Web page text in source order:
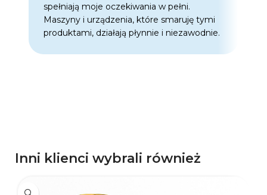
spełniają moje oczekiwania w pełni.
Maszyny i urządzenia, które smaruję tymi
produktami, działają płynnie i niezawodnie.
Inni klienci wybrali również